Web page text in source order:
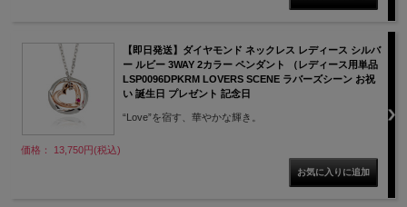
【即日発送】ダイヤモンド ネックレス レディース シルバ
ー ルビー 3WAY 2カラー ペンダント （レディース用単品
LSP0096DPKRM LOVERS SCENE ラバーズシーン お祝
い 誕生日 プレゼント 記念日
“Love”を宿す、華やかな輝き。
価格： 13,750円(税込)